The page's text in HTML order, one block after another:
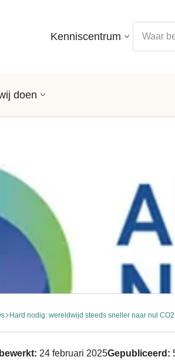
Kenniscentrum
doen
Hard nodig: wereldwijd steeds sneller naar nul CO2
24 februari 2025Gepubliceerd: